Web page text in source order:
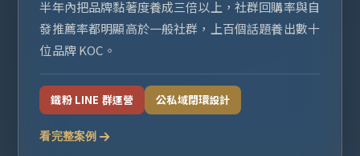
半年內把品牌黏著度養成三倍以上，社群回購率與自
發推薦率都明顯高於一般社群，上百個話題養出數十
位品牌 KOC。
鐵粉 LINE 群運營 公私域閉環設計
看完整案例